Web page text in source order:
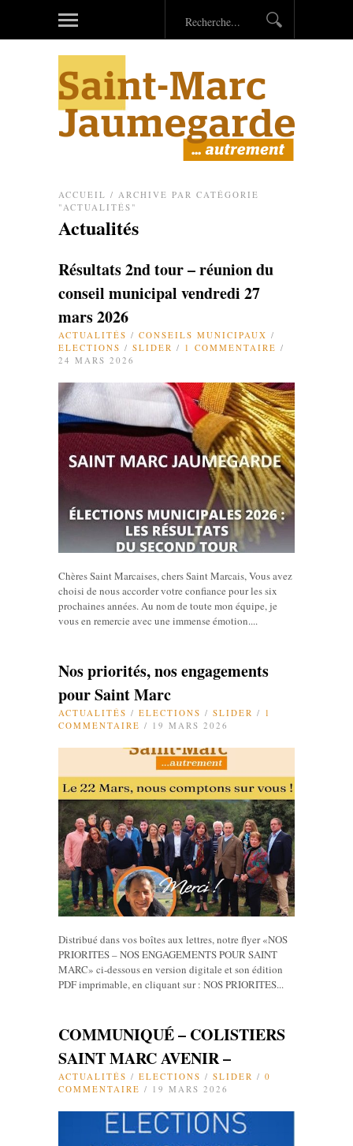
ACCUEIL / ARCHIVE PAR CATÉGORIE
"ACTUALITÉS"
Actualités
Résultats 2nd tour – réunion du
conseil municipal vendredi 27
mars 2026
ACTUALITÉS / CONSEILS MUNICIPAUX /
ELECTIONS / SLIDER / 1 COMMENTAIRE /
24 MARS 2026
Chères Saint Marcaises, chers Saint Marcais, Vous avez
choisi de nous accorder votre confiance pour les six
prochaines années. Au nom de toute mon équipe, je
vous en remercie avec une immense émotion....
Nos priorités, nos engagements
pour Saint Marc
ACTUALITÉS / ELECTIONS / SLIDER / 1
COMMENTAIRE / 19 MARS 2026
Distribué dans vos boîtes aux lettres, notre flyer «NOS
PRIORITES – NOS ENGAGEMENTS POUR SAINT
MARC» ci-dessous en version digitale et son édition
PDF imprimable, en cliquant sur : NOS PRIORITES...
COMMUNIQUÉ – COLISTIERS
SAINT MARC AVENIR –
ACTUALITÉS / ELECTIONS / SLIDER / 0
COMMENTAIRE / 19 MARS 2026